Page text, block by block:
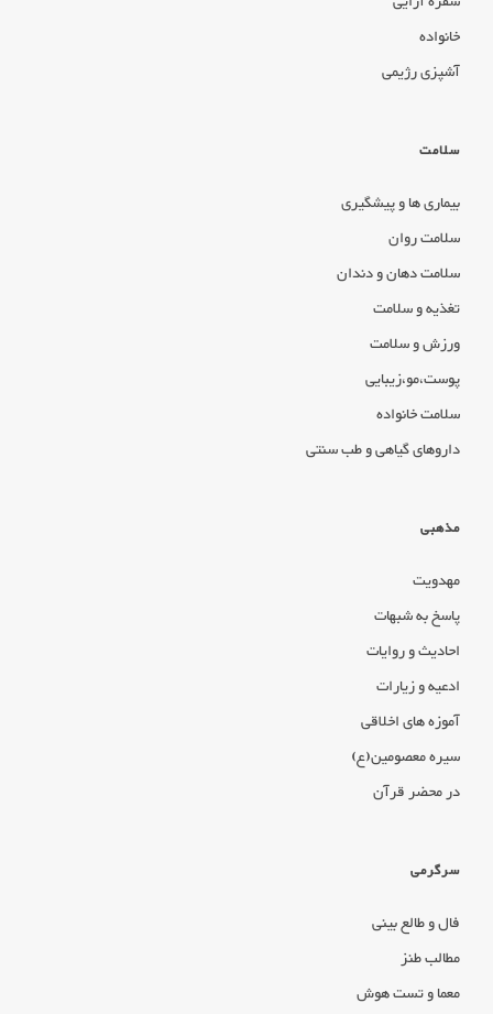
خانواده
آشپزی رژیمی
سلامت
بیماری ها و پیشگیری
سلامت روان
سلامت دهان و دندان
تغذیه و سلامت
ورزش و سلامت
پوست،مو،زیبایی
سلامت خانواده
داروهای گیاهی و طب سنتی
مذهبی
مهدویت
پاسخ به شبهات
احادیث و روایات
ادعیه و زیارات
آموزه های اخلاقی
سیره معصومین(ع)
در محضر قرآن
سرگرمی
فال و طالع بینی
مطالب طنز
معما و تست هوش